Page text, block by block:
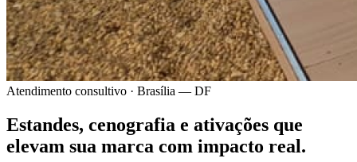
Atendimento consultivo · Brasília — DF
Estandes, cenografia e ativações que
elevam sua marca com impacto real.